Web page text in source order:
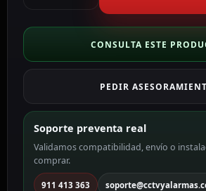
acceso
IP65
Tarjeta
PIN
C2KA-
BT-
WIFI
cantidad
CONSULTA ESTE
PEDIR
Soporte preventa real
Validamos compatibilidad, envío o
comprar.
911 413 363